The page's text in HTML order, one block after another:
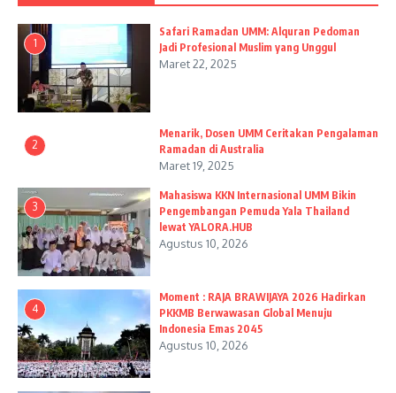
1
Safari Ramadan UMM: Alquran Pedoman
Jadi Profesional Muslim yang Unggul
Maret 22, 2025
2
Menarik, Dosen UMM Ceritakan Pengalaman
Ramadan di Australia
Maret 19, 2025
3
Mahasiswa KKN Internasional UMM Bikin
Pengembangan Pemuda Yala Thailand
lewat YALORA.HUB
Agustus 10, 2026
4
Moment : RAJA BRAWIJAYA 2026 Hadirkan
PKKMB Berwawasan Global Menuju
Indonesia Emas 2045
Agustus 10, 2026